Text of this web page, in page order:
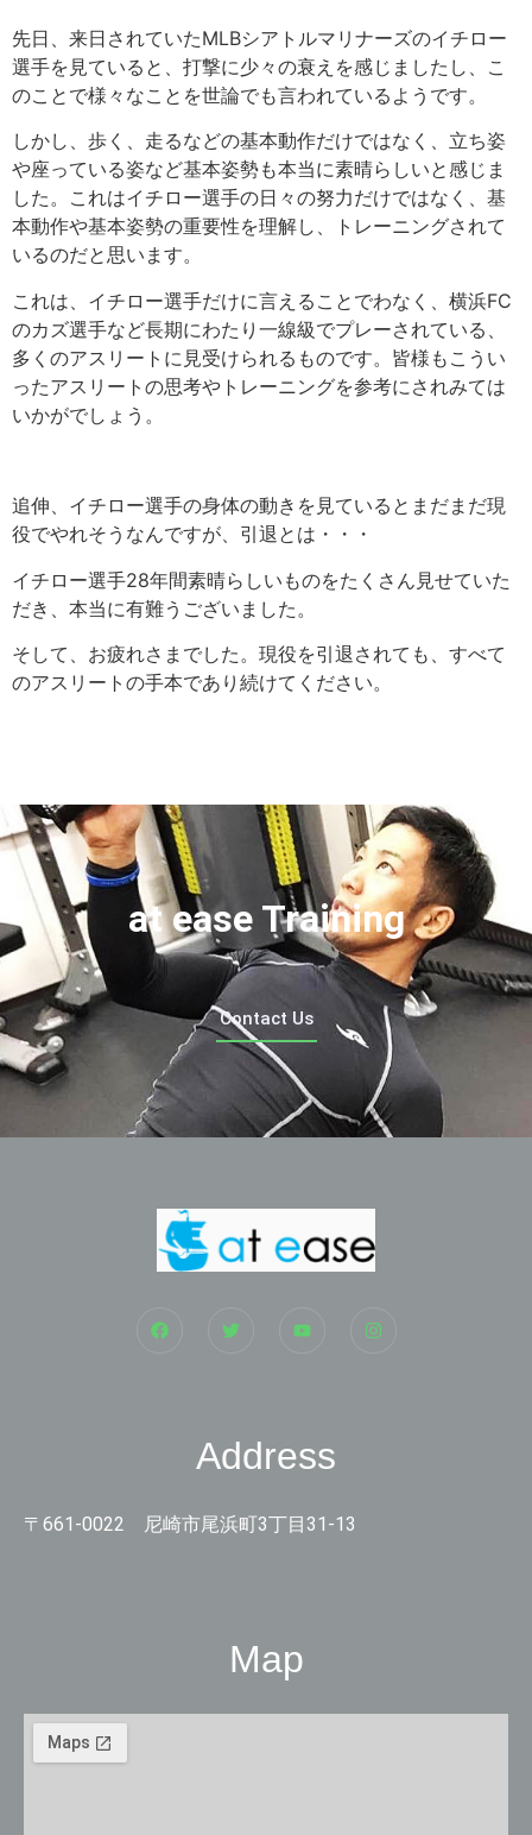
先日、来日されていたMLBシアトルマリナーズのイチロー
選手を見ていると、打撃に少々の衰えを感じましたし、こ
のことで様々なことを世論でも言われているようです。
しかし、歩く、走るなどの基本動作だけではなく、立ち姿
や座っている姿など基本姿勢も本当に素晴らしいと感じま
した。これはイチロー選手の日々の努力だけではなく、基
本動作や基本姿勢の重要性を理解し、トレーニングされて
いるのだと思います。
これは、イチロー選手だけに言えることでわなく、横浜FC
のカズ選手など長期にわたり一線級でプレーされている、
多くのアスリートに見受けられるものです。皆様もこうい
ったアスリートの思考やトレーニングを参考にされみては
いかがでしょう。
追伸、イチロー選手の身体の動きを見ているとまだまだ現
役でやれそうなんですが、引退とは・・・
イチロー選手28年間素晴らしいものをたくさん見せていた
だき、本当に有難うございました。
そして、お疲れさまでした。現役を引退されても、すべて
のアスリートの手本であり続けてください。
at ease Training
Contact Us
Address
〒661-0022 尼崎市尾浜町3丁目31-13
Map